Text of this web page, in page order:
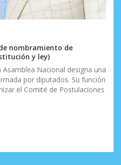
nombramiento de
y ley)
Asamblea Nacional designa una
por diputados. Su función
el Comité de Postulaciones